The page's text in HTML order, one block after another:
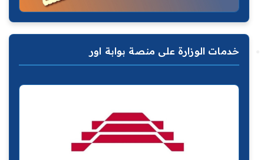
خدمات الوزارة على منصة بوابة اور